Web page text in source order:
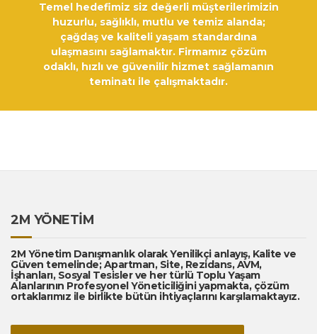
Temel hedefimiz siz değerli müşterilerimizin
huzurlu, sağlıklı, mutlu ve temiz alanda;
çağdaş ve kaliteli yaşam standardına
ulaşmasını sağlamaktır. Firmamız çözüm
odaklı, hızlı ve güvenilir hizmet sağlamanın
teminatı ile çalışmaktadır.
2M YÖNETİM
2M Yönetim Danışmanlık olarak Yenilikçi anlayış, Kalite ve
Güven temelinde; Apartman, Site, Rezidans, AVM,
İşhanları, Sosyal Tesisler ve her türlü Toplu Yaşam
Alanlarının Profesyonel Yöneticiliğini yapmakta, çözüm
ortaklarımız ile birlikte bütün ihtiyaçlarını karşılamaktayız.